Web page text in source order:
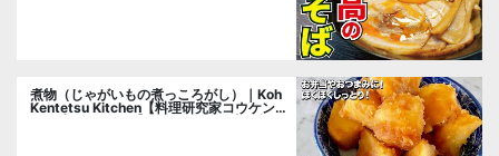
煮物（じゃがいもの煮っころがし）｜Koh
Kentetsu Kitchen【料理研究家コウケンテ